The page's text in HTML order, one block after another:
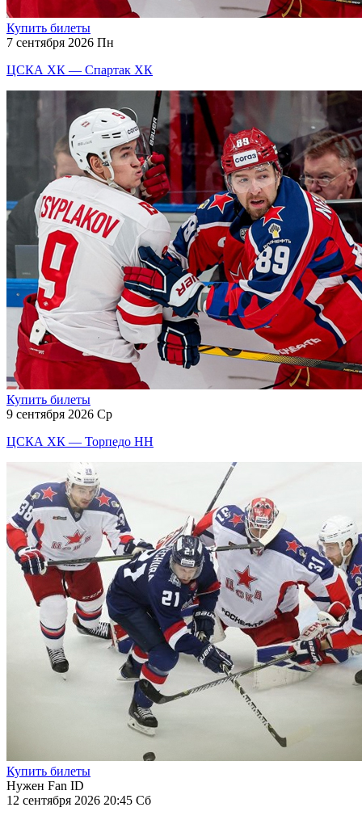
Купить билеты
7 сентября 2026 Пн
ЦСКА ХК — Спартак ХК
Купить билеты
9 сентября 2026 Ср
ЦСКА ХК — Торпедо НН
Купить билеты
Нужен Fan ID
12 сентября 2026 20:45 Сб